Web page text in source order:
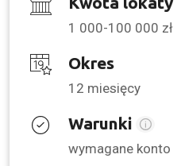
1 000-100 000 zł
Okres
12 miesięcy
Warunki
wymagane konto